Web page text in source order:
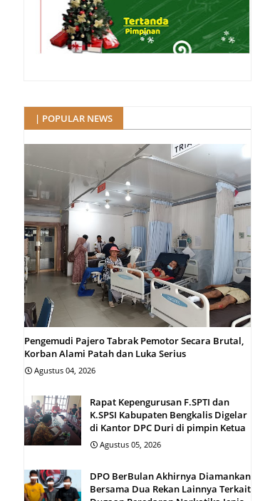
| POPULAR NEWS
Pengemudi Pajero Tabrak Pemotor Secara Brutal,
Korban Alami Patah dan Luka Serius
Agustus 04, 2026
Rapat Kepengurusan F.SPTI dan
K.SPSI Kabupaten Bengkalis Digelar
di Kantor DPC Duri di pimpin Ketua
Agustus 05, 2026
DPO BerBulan Akhirnya Diamankan
Bersama Dua Rekan Lainnya Terkait